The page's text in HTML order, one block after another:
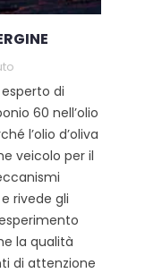
di
60 nell’olio
l’olio d’oliva
veicolo per il
rivede gli
la qualità
di attenzione